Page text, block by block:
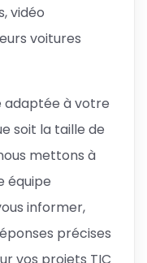
vidéo
voitures
adaptée à votre
soit la taille de
mettons à
équipe
informer,
précises